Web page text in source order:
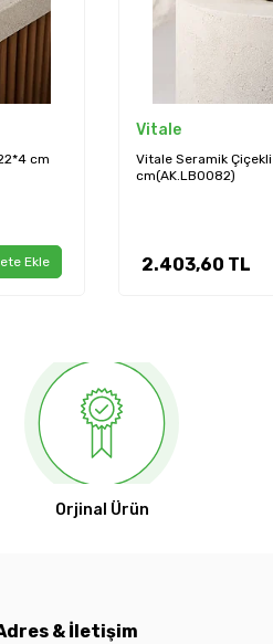
Ekle
Vitale
Vitale Lotus Yaprağı
534,00TL
Orjinal Ürün
& İletişim